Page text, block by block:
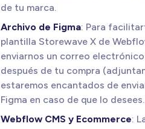
de tu marca.
Archivo de Figma: Para
plantilla Storewave X de
enviarnos un correo
después de tu compra
estaremos encantados de
Figma en caso de que lo desees.
Webflow CMS y Ecommerce: